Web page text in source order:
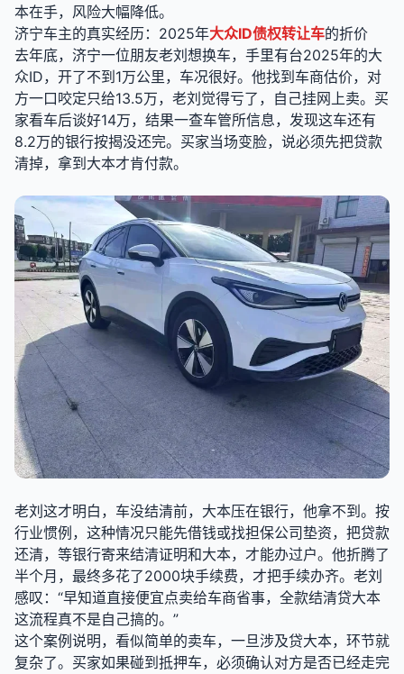
本在手，风险大幅降低。
济宁车主的真实经历：2025年大众ID债权转让车的折价
去年底，济宁一位朋友老刘想换车，手里有台2025年的大
众ID，开了不到1万公里，车况很好。他找到车商估价，对
方一口咬定只给13.5万，老刘觉得亏了，自己挂网上卖。买
家看车后谈好14万，结果一查车管所信息，发现这车还有
8.2万的银行按揭没还完。买家当场变脸，说必须先把贷款
清掉，拿到大本才肯付款。
老刘这才明白，车没结清前，大本压在银行，他拿不到。按
行业惯例，这种情况只能先借钱或找担保公司垫资，把贷款
还清，等银行寄来结清证明和大本，才能办过户。他折腾了
半个月，最终多花了2000块手续费，才把手续办齐。老刘
感叹：“早知道直接便宜点卖给车商省事，全款结清贷大本
这流程真不是自己搞的。”
这个案例说明，看似简单的卖车，一旦涉及贷大本，环节就
复杂了。买家如果碰到抵押车，必须确认对方是否已经走完